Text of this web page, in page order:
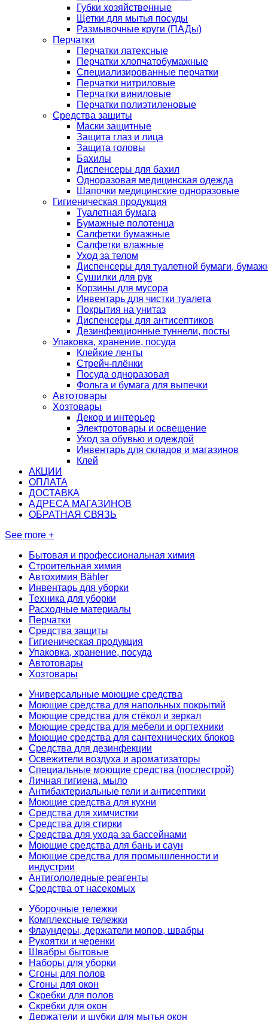
Губки хозяйственные
Щетки для мытья посуды
Размывочные круги (ПАДы)
Перчатки
Перчатки латексные
Перчатки хлопчатобумажные
Специализированные перчатки
Перчатки нитриловые
Перчатки виниловые
Перчатки полиэтиленовые
Средства защиты
Маски защитные
Защита глаз и лица
Защита головы
Бахилы
Диспенсеры для бахил
Одноразовая медицинская одежда
Шапочки медицинские одноразовые
Гигиеническая продукция
Туалетная бумага
Бумажные полотенца
Салфетки бумажные
Салфетки влажные
Уход за телом
Диспенсеры для туалетной бумаги,
Сушилки для рук
Корзины для мусора
Инвентарь для чистки туалета
Покрытия на унитаз
Диспенсеры для антисептиков
Дезинфекционные туннели, посты
Упаковка, хранение, посуда
Клейкие ленты
Стрейч-плёнки
Посуда одноразовая
Фольга и бумага для выпечки
Автотовары
Хозтовары
Декор и интерьер
Электротовары и освещение
Уход за обувью и одеждой
Инвентарь для складов и магазинов
Клей
АКЦИИ
ОПЛАТА
ДОСТАВКА
АДРЕСА МАГАЗИНОВ
ОБРАТНАЯ СВЯЗЬ
See more +
Бытовая и профессиональная химия
Строительная химия
Автохимия Bähler
Инвентарь для уборки
Техника для уборки
Расходные материалы
Перчатки
Средства защиты
Гигиеническая продукция
Упаковка, хранение, посуда
Автотовары
Хозтовары
Универсальные моющие средства
Моющие средства для напольных покрытий
Моющие средства для стёкол и зеркал
Моющие средства для мебели и оргтехники
Моющие средства для сантехнических блоков
Средства для дезинфекции
Освежители воздуха и ароматизаторы
Специальные моющие средства (послестрой)
Личная гигиена, мыло
Антибактериальные гели и антисептики
Моющие средства для кухни
Средства для химчистки
Средства для стирки
Средства для ухода за бассейнами
Моющие средства для бань и саун
Моющие средства для промышленности и
индустрии
Антигололедные реагенты
Средства от насекомых
Уборочные тележки
Комплексные тележки
Флаундеры, держатели мопов, швабры
Рукоятки и черенки
Швабры бытовые
Наборы для уборки
Сгоны для полов
Сгоны для окон
Скребки для полов
Скребки для окон
Держатели и шубки для мытья окон